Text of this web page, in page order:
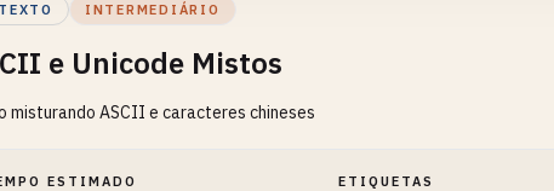
TEXTO INTERMEDIÁRIO
e Unicode Mistos
misturando ASCII e caracteres chineses
ESTIMADO ETIQUETAS